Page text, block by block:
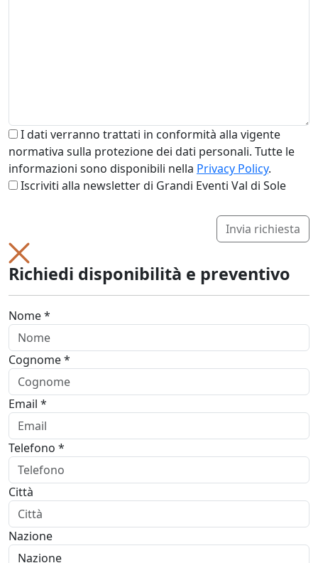
I dati verranno trattati in conformità alla vigente
normativa sulla protezione dei dati personali. Tutte le
informazioni sono disponibili nella Privacy Policy.
Iscriviti alla newsletter di Grandi Eventi Val di Sole
Invia richiesta
Richiedi disponibilità e preventivo
Nome *
Cognome *
Email *
Telefono *
Città
Nazione